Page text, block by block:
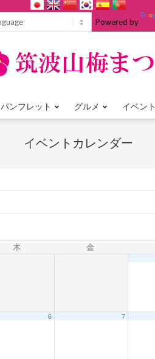
Powered by
Primary
Menu
パンフレット グルメ イベント
イベントカレンダー
木 金
6 7